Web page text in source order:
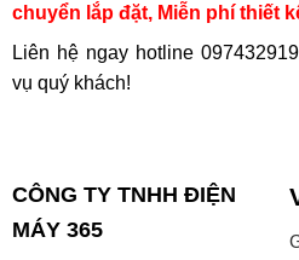
chuyển lắp đặt, Miễn phí thiết
Liên hệ ngay hotline
vụ quý khách!
CÔNG TY TNHH ĐIỆN
MÁY 365